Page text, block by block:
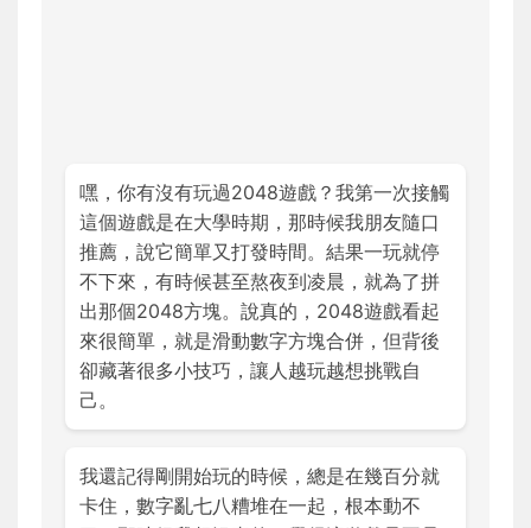
嘿，你有沒有玩過2048遊戲？我第一次接觸
這個遊戲是在大學時期，那時候我朋友隨口
推薦，說它簡單又打發時間。結果一玩就停
不下來，有時候甚至熬夜到凌晨，就為了拼
出那個2048方塊。說真的，2048遊戲看起
來很簡單，就是滑動數字方塊合併，但背後
卻藏著很多小技巧，讓人越玩越想挑戰自
己。
我還記得剛開始玩的時候，總是在幾百分就
卡住，數字亂七八糟堆在一起，根本動不